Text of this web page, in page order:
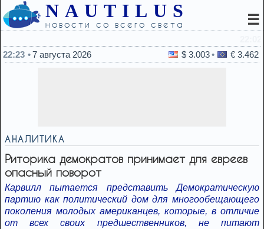
NAUTILUS
новости со всего света ☰
22:23
7 августа 2026 $ 3.003 € 3.462
АНАЛИТИКА
Риторика демократов принимает для евреев
опасный поворот
Карвилл пытается представить Демократическую
партию как политический дом для многообещающего
поколения молодых американцев, которые, в отличие
от всех своих предшественников, не питают